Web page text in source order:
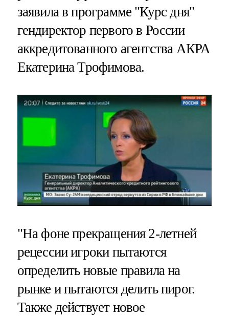
заявила в программе "Курс дня"
гендиректор первого в России
аккредитованного агентства АКРА
Екатерина Трофимова.
"На фоне прекращения 2-летней
рецессии игроки пытаются
определить новые правила на
рынке и пытаются делить пирог.
Также действует новое